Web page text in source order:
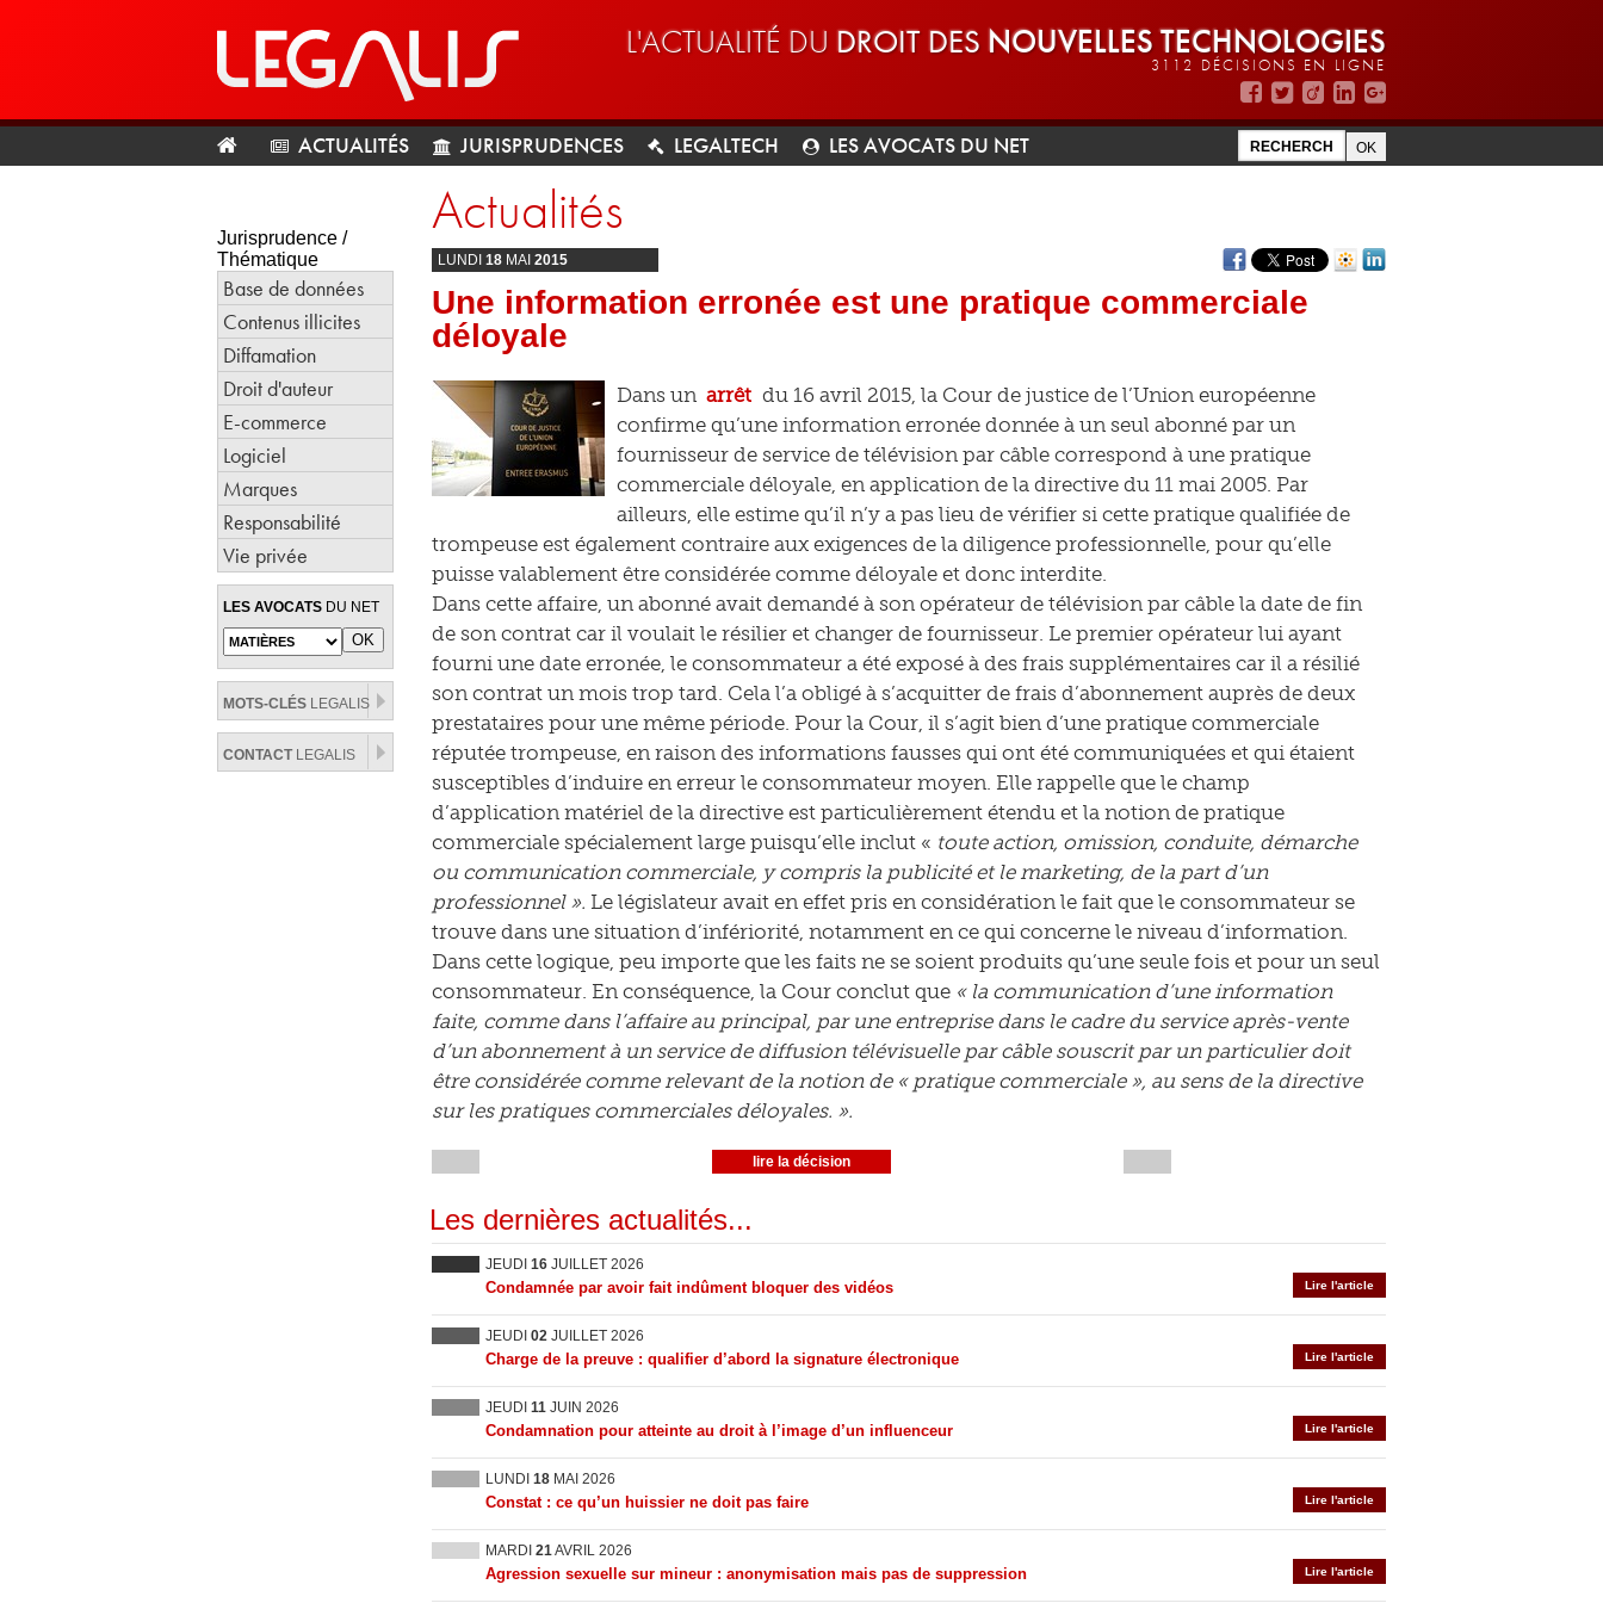
L'ACTUALITÉ DU DROIT DES NOUVELLES TECHNOLOGIES
3112 DÉCISIONS EN LIGNE
ACTUALITÉS JURISPRUDENCES LEGALTECH LES AVOCATS DU NET
Jurisprudence /
Thématique
Base de données
Contenus illicites
Diffamation
Droit d'auteur
E-commerce
Logiciel
Marques
Responsabilité
Vie privée
LES AVOCATS DU NET
MOTS-CLÉS LEGALIS
CONTACTLEGALIS
Actualités
LUNDI 18 MAI 2015
Une information erronée est une pratique commerciale
déloyale
Dans un arrêt du 16 avril 2015, la Cour de justice de l’Union européenne
confirme qu’une information erronée donnée à un seul abonné par un
fournisseur de service de télévision par câble correspond à une pratique
commerciale déloyale, en application de la directive du 11 mai 2005. Par
ailleurs, elle estime qu’il n’y a pas lieu de vérifier si cette pratique qualifiée de
trompeuse est également contraire aux exigences de la diligence professionnelle, pour qu’elle
puisse valablement être considérée comme déloyale et donc interdite.
Dans cette affaire, un abonné avait demandé à son opérateur de télévision par câble la date de fin
de son contrat car il voulait le résilier et changer de fournisseur. Le premier opérateur lui ayant
fourni une date erronée, le consommateur a été exposé à des frais supplémentaires car il a résilié
son contrat un mois trop tard. Cela l’a obligé à s’acquitter de frais d’abonnement auprès de deux
prestataires pour une même période. Pour la Cour, il s’agit bien d’une pratique commerciale
réputée trompeuse, en raison des informations fausses qui ont été communiquées et qui étaient
susceptibles d’induire en erreur le consommateur moyen. Elle rappelle que le champ
d’application matériel de la directive est particulièrement étendu et la notion de pratique
commerciale spécialement large puisqu’elle inclut « toute action, omission, conduite, démarche
ou communication commerciale, y compris la publicité et le marketing, de la part d’un
professionnel ». Le législateur avait en effet pris en considération le fait que le consommateur se
trouve dans une situation d’infériorité, notamment en ce qui concerne le niveau d’information.
Dans cette logique, peu importe que les faits ne se soient produits qu’une seule fois et pour un seul
consommateur. En conséquence, la Cour conclut que « la communication d’une information
faite, comme dans l’affaire au principal, par une entreprise dans le cadre du service après-vente
d’un abonnement à un service de diffusion télévisuelle par câble souscrit par un particulier doit
être considérée comme relevant de la notion de « pratique commerciale », au sens de la directive
sur les pratiques commerciales déloyales. ».
lire la décision
Les dernières actualités...
JEUDI 16 JUILLET 2026
Lire l'article
Condamnée par avoir fait indûment bloquer des vidéos
JEUDI 02 JUILLET 2026
Lire l'article
Charge de la preuve : qualifier d’abord la signature électronique
JEUDI 11 JUIN 2026
Lire l'article
Condamnation pour atteinte au droit à l’image d’un influenceur
LUNDI 18 MAI 2026
Lire l'article
Constat : ce qu’un huissier ne doit pas faire
MARDI 21AVRIL 2026
Lire l'article
Agression sexuelle sur mineur : anonymisation mais pas de suppression